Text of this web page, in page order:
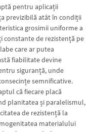
pentru aplicații
previzibilă atât în condiții
grosimii uniforme a
constante de rezistență pe
care ar putea
fiabilitate devine
siguranță, unde
semnificative.
că fiecare placă
planitatea și paralelismul,
de rezistență la
materialului